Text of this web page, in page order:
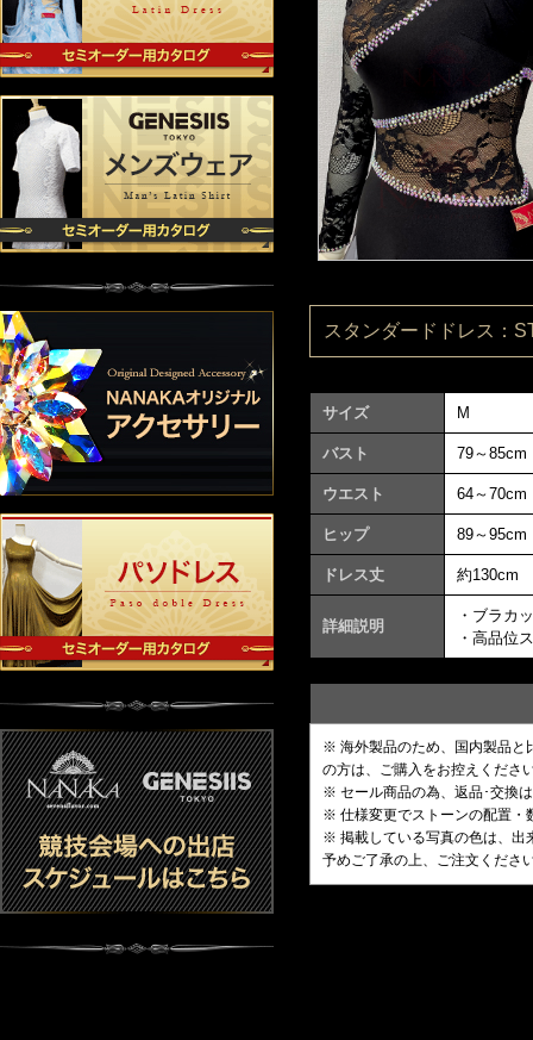
スタンダードドレス：
サイズ M
バスト 79～85cm
ウエスト 64～70cm
ヒップ 89～95cm
ドレス丈 約130cm
詳細説明
・ブラカ
・高品位
※ 海外製品のため、国内製品と
の方は、ご購入をお控えくださ
※ セール商品の為、返品･交換
※ 仕様変更でストーンの配置・
※ 掲載している写真の色は、出
予めご了承の上、ご注文くださ